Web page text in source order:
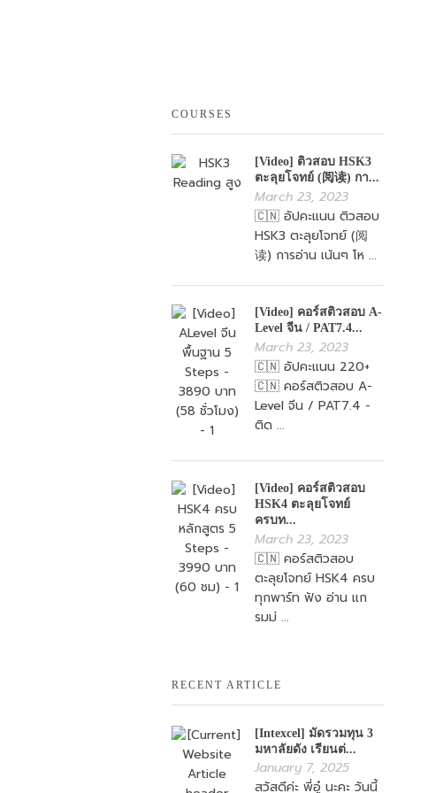
COURSES
[Video] ติวสอบ HSK3
ตะลุยโจทย์ (阅读) กา...
March 23, 2023
🇨🇳 อัปคะแนน ติวสอบ
HSK3 ตะลุยโจทย์ (阅
读) การอ่าน เน้นๆ โห ...
[Video] คอร์สติวสอบ A-
Level จีน / PAT7.4...
March 23, 2023
🇨🇳 อัปคะแนน 220+
🇨🇳 คอร์สติวสอบ A-
Level จีน / PAT7.4 -
ติด ...
[Video] คอร์สติวสอบ
HSK4 ตะลุยโจทย์
ครบท...
March 23, 2023
🇨🇳 คอร์สติวสอบ
ตะลุยโจทย์ HSK4 ครบ
ทุกพาร์ท ฟัง อ่าน แก
รมม่ ...
RECENT ARTICLE
[Intexcel] มัดรวมทุน 3
มหาลัยดัง เรียนต่...
January 7, 2025
สวัสดีค่ะ พี่อู๋ นะคะ วันนี้